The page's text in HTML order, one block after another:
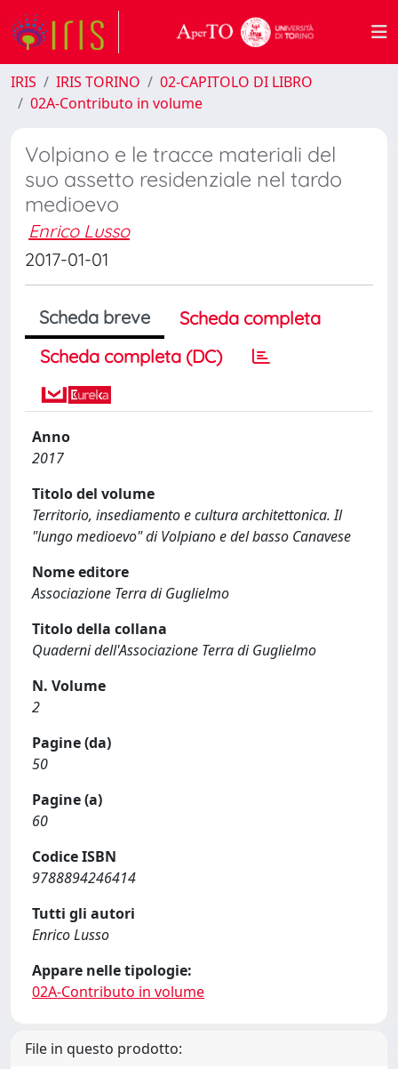
IRIS IRIS TORINO
02-CAPITOLO DI LIBRO
02A-Contributo in volume
Volpiano e le tracce materiali del
suo assetto residenziale nel tardo
medioevo
Enrico Lusso
2017-01-01
Scheda breve
Scheda completa
Scheda completa (DC)
Anno
2017
Titolo del volume
Territorio, insediamento e cultura architettonica. Il
"lungo medioevo" di Volpiano e del basso Canavese
Nome editore
Associazione Terra di Guglielmo
Titolo della collana
Quaderni dell'Associazione Terra di Guglielmo
N. Volume
2
Pagine (da)
50
Pagine (a)
60
Codice ISBN
9788894246414
Tutti gli autori
Enrico Lusso
Appare nelle tipologie:
02A-Contributo in volume
File in questo prodotto: